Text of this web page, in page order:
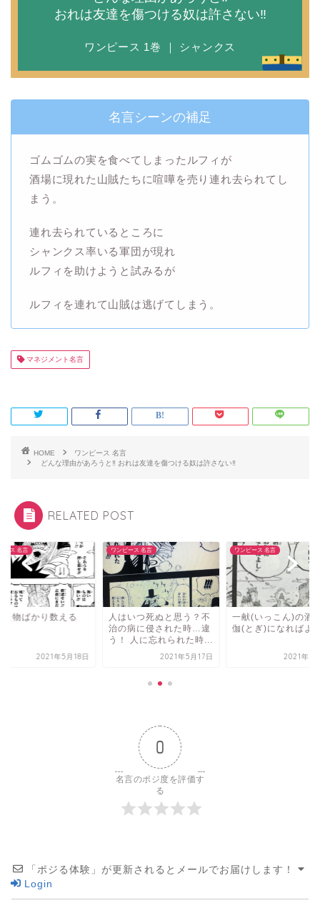
おれは友達を傷つける奴は許さない‼
ワンピース 1巻 ｜ シャンクス
名言シーンの補足
ゴムゴムの実を食べてしまったルフィが
酒場に現れた山賊たちに喧嘩を売り連れ去られてし
まう。
連れ去られているところに
シャンクス率いる軍団が現れ
ルフィを助けようと試みるが
ルフィを連れて山賊は逃げてしまう。
マネジメント名言
HOME
ワンピース 名言
どんな理由があろうと‼ おれは友達を傷つける奴は許さない‼
RELATED POST
ース 名言
た物ばかり数える
2021年5月18日
ワンピース 名言
人はいつ死ぬと思う？不
治の病に侵された時…違
う！ 人に忘れられた時...
2021年5月17日
ワンピース 名言
一献(いっこん)の酒
伽(とぎ)になればよ
2021年5
0
名言のポジ度を評価す
る
「ポジる体験」が更新されるとメールでお届けします！
Login